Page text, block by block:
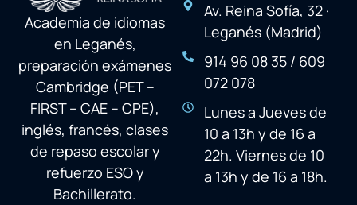
Academia de idiomas
en Leganés,
preparación exámenes
Cambridge (PET –
FIRST – CAE – CPE),
inglés, francés, clases
de repaso escolar y
refuerzo ESO y
Bachillerato.
Av. Reina Sofía, 32 ·
Leganés (Madrid)
914 96 08 35 / 609
072 078
Lunes a Jueves de
10 a 13h y de 16 a
22h. Viernes de 10
a 13h y de 16 a 18h.